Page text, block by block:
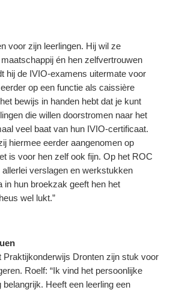
voor zijn leerlingen. Hij wil ze
én hen zelfvertrouwen
hij de IVIO-examens uitermate voor
op een functie als caissière
bewijs in handen hebt dat je kunt
die willen doorstromen naar het
veel baat van hun IVIO-certificaat.
hiermee eerder aangenomen op
is voor hen zelf ook fijn. Op het ROC
verslagen en werkstukken
in hun broekzak geeft hen het
wel lukt.”
Praktijkonderwijs Dronten zijn stuk voor
Roelf: “Ik vind het persoonlijke
Heeft een leerling een